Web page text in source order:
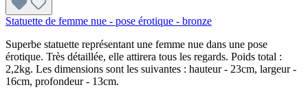
Statuette de femme nue - pose érotique - bronze
Superbe statuette représentant une femme nue dans une pose
érotique. Très détaillée, elle attirera tous les regards. Poids total :
2,2kg. Les dimensions sont les suivantes : hauteur - 23cm, largeur -
16cm, profondeur - 13cm.